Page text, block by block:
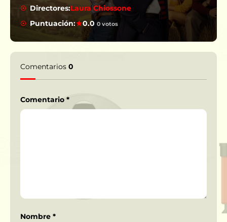
Directores:Laura Chiossone
Puntuación:
0.0 0 votos
Comentarios 0
Comentario *
Nombre *